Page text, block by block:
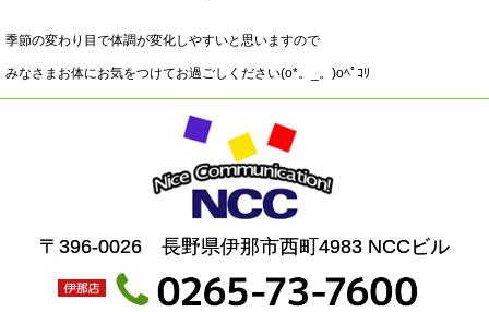
季節の変わり目で体調が変化しやすいと思いますので
みなさまお体にお気をつけてお過ごしください(o*。_。)oﾍﾟｺﾘ
〒396-0026 長野県伊那市西町4983 NCCビル